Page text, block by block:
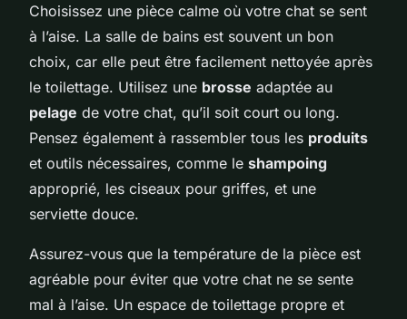
Choisissez une pièce calme où votre chat se sent
à l’aise. La salle de bains est souvent un bon
choix, car elle peut être facilement nettoyée après
le toilettage. Utilisez une brosse adaptée au
pelage de votre chat, qu’il soit court ou long.
Pensez également à rassembler tous les produits
et outils nécessaires, comme le shampoing
approprié, les ciseaux pour griffes, et une
serviette douce.
Assurez-vous que la température de la pièce est
agréable pour éviter que votre chat ne se sente
mal à l’aise. Un espace de toilettage propre et